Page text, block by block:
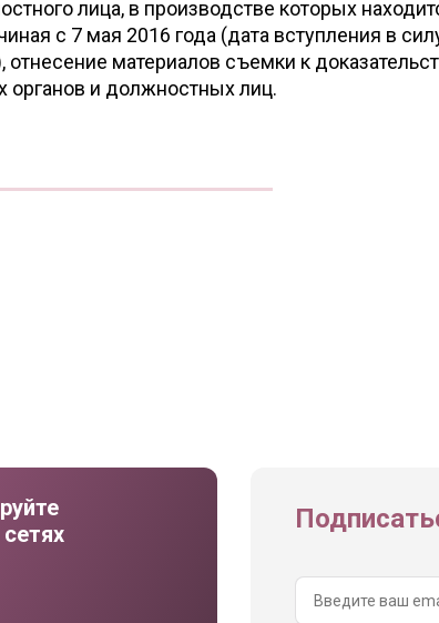
лица, в производстве которых
с 7 мая 2016 года (дата вступления в
материалов съемки к
и должностных лиц.